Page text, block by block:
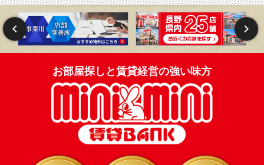
お部屋探しと賃貸経営の強い味方